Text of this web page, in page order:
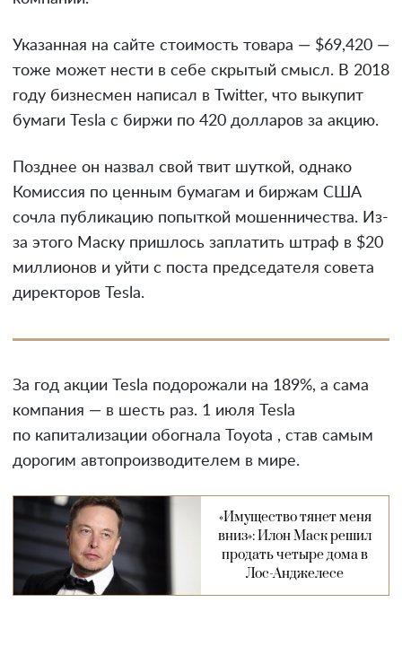
Указанная на сайте стоимость товара — $69,420 —
тоже может нести в себе скрытый смысл. В 2018
году бизнесмен написал в Twitter, что выкупит
бумаги Tesla с биржи по 420 долларов за акцию.
Позднее он назвал свой твит шуткой, однако
Комиссия по ценным бумагам и биржам США
сочла публикацию попыткой мошенничества. Из-
за этого Маску пришлось заплатить штраф в $20
миллионов и уйти с поста председателя совета
директоров Tesla.
За год акции Tesla подорожали на 189%, а сама
компания — в шесть раз. 1 июля Теslа
по капитализации обогнала Toyota , став самым
дорогим автопроизводителем в мире.
«Имущество тянет меня
вниз»: Илон Маск решил
продать четыре дома в
Лос-Анджелесе